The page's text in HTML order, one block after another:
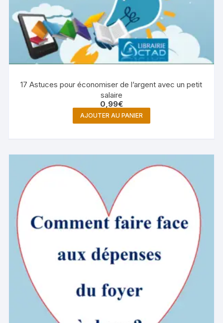
17 Astuces pour économiser de l’argent avec un petit
salaire
0,99€
AJOUTER AU PANIER